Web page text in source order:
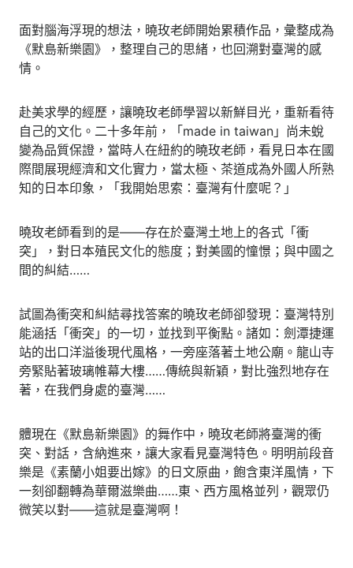
面對腦海浮現的想法，曉玫老師開始累積作品，彙整成為
《默島新樂園》，整理自己的思緒，也回溯對臺灣的感
情。
赴美求學的經歷，讓曉玫老師學習以新鮮目光，重新看待
自己的文化。二十多年前，「made in taiwan」尚未蛻
變為品質保證，當時人在紐約的曉玫老師，看見日本在國
際間展現經濟和文化實力，當太極、茶道成為外國人所熟
知的日本印象，「我開始思索：臺灣有什麼呢？」
曉玫老師看到的是——存在於臺灣土地上的各式「衝
突」，對日本殖民文化的態度；對美國的憧憬；與中國之
間的糾結……
試圖為衝突和糾結尋找答案的曉玫老師卻發現：臺灣特別
能涵括「衝突」的一切，並找到平衡點。諸如：劍潭捷運
站的出口洋溢後現代風格，一旁座落著土地公廟。龍山寺
旁緊貼著玻璃帷幕大樓……傳統與新穎，對比強烈地存在
著，在我們身處的臺灣……
體現在《默島新樂園》的舞作中，曉玫老師將臺灣的衝
突、對話，含納進來，讓大家看見臺灣特色。明明前段音
樂是《素蘭小姐要出嫁》的日文原曲，飽含東洋風情，下
一刻卻翻轉為華爾滋樂曲……東、西方風格並列，觀眾仍
微笑以對——這就是臺灣啊！